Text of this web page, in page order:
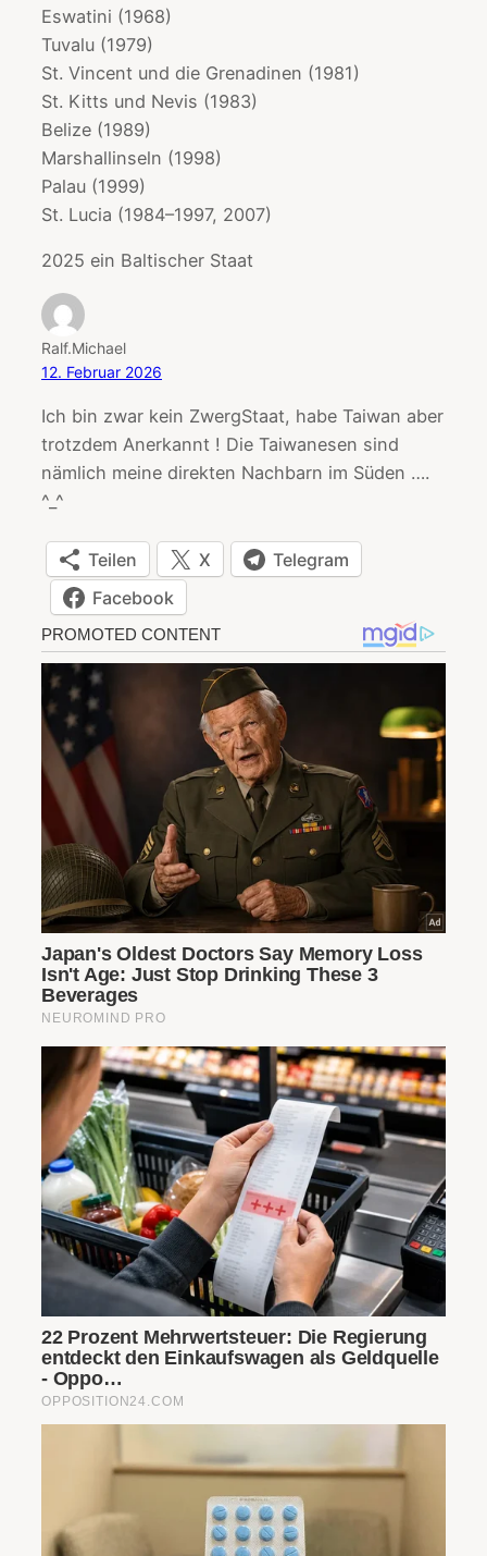
Eswatini (1968)
Tuvalu (1979)
St. Vincent und die Grenadinen (1981)
St. Kitts und Nevis (1983)
Belize (1989)
Marshallinseln (1998)
Palau (1999)
St. Lucia (1984–1997, 2007)
2025 ein Baltischer Staat
Ralf.Michael
12. Februar 2026
Ich bin zwar kein ZwergStaat, habe Taiwan aber
trotzdem Anerkannt ! Die Taiwanesen sind
nämlich meine direkten Nachbarn im Süden ….
^_^
Teilen X
Telegram
Facebook